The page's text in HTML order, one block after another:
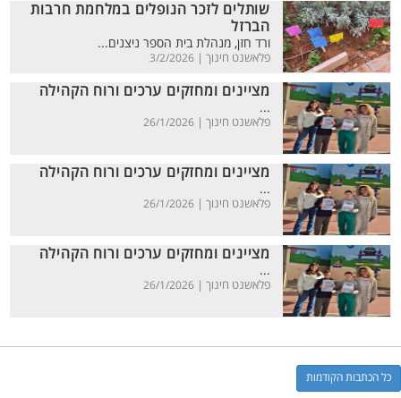
שותלים לזכר הנופלים במלחמת חרבות
הברזל
ורד חזן, מנהלת בית הספר ניצנים...
פלאשנט חינוך | 3/2/2026
מציינים ומחזקים ערכים ורוח הקהילה
...
פלאשנט חינוך | 26/1/2026
מציינים ומחזקים ערכים ורוח הקהילה
...
פלאשנט חינוך | 26/1/2026
מציינים ומחזקים ערכים ורוח הקהילה
...
פלאשנט חינוך | 26/1/2026
כל הכתבות הקודמות